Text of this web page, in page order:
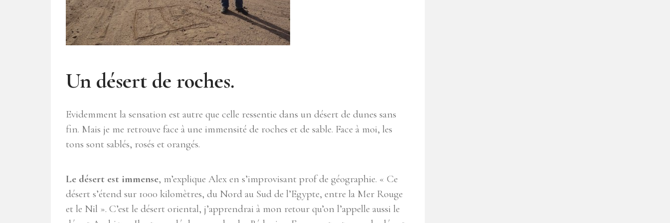
Un désert de roches.
Evidemment la sensation est autre que celle ressentie dans un désert de dunes sans
fin. Mais je me retrouve face à une immensité de roches et de sable. Face à moi, les
tons sont sablés, rosés et orangés.
Le désert est immense, m’explique Alex en s’improvisant prof de géographie. « Ce
désert s’étend sur 1000 kilomètres, du Nord au Sud de l’Egypte, entre la Mer Rouge
et le Nil ». C’est le désert oriental, j’apprendrai à mon retour qu’on l’appelle aussi le